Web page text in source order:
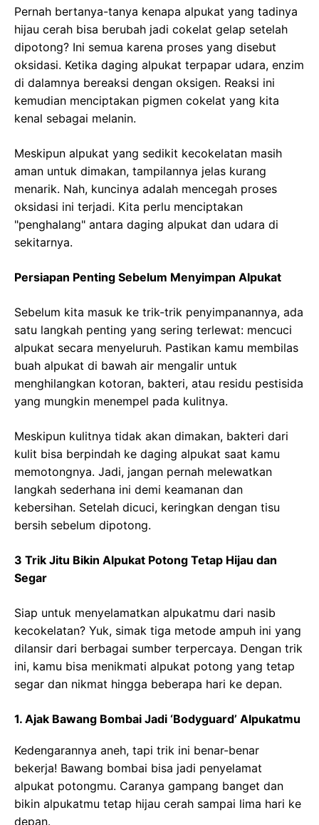
Pernah bertanya-tanya kenapa alpukat yang tadinya
hijau cerah bisa berubah jadi cokelat gelap setelah
dipotong? Ini semua karena proses yang disebut
oksidasi. Ketika daging alpukat terpapar udara, enzim
di dalamnya bereaksi dengan oksigen. Reaksi ini
kemudian menciptakan pigmen cokelat yang kita
kenal sebagai melanin.
Meskipun alpukat yang sedikit kecokelatan masih
aman untuk dimakan, tampilannya jelas kurang
menarik. Nah, kuncinya adalah mencegah proses
oksidasi ini terjadi. Kita perlu menciptakan
"penghalang" antara daging alpukat dan udara di
sekitarnya.
Persiapan Penting Sebelum Menyimpan Alpukat
Sebelum kita masuk ke trik-trik penyimpanannya, ada
satu langkah penting yang sering terlewat: mencuci
alpukat secara menyeluruh. Pastikan kamu membilas
buah alpukat di bawah air mengalir untuk
menghilangkan kotoran, bakteri, atau residu pestisida
yang mungkin menempel pada kulitnya.
Meskipun kulitnya tidak akan dimakan, bakteri dari
kulit bisa berpindah ke daging alpukat saat kamu
memotongnya. Jadi, jangan pernah melewatkan
langkah sederhana ini demi keamanan dan
kebersihan. Setelah dicuci, keringkan dengan tisu
bersih sebelum dipotong.
3 Trik Jitu Bikin Alpukat Potong Tetap Hijau dan
Segar
Siap untuk menyelamatkan alpukatmu dari nasib
kecokelatan? Yuk, simak tiga metode ampuh ini yang
dilansir dari berbagai sumber terpercaya. Dengan trik
ini, kamu bisa menikmati alpukat potong yang tetap
segar dan nikmat hingga beberapa hari ke depan.
1. Ajak Bawang Bombai Jadi ‘Bodyguard’ Alpukatmu
Kedengarannya aneh, tapi trik ini benar-benar
bekerja! Bawang bombai bisa jadi penyelamat
alpukat potongmu. Caranya gampang banget dan
bikin alpukatmu tetap hijau cerah sampai lima hari ke
depan.